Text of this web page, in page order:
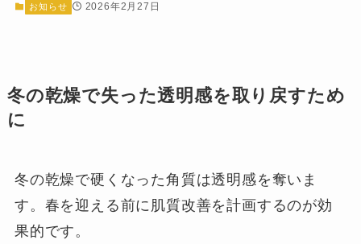
お知らせ 2026年2月27日
冬の乾燥で失った透明感を取り戻すため
に
冬の乾燥で硬くなった角質は透明感を奪いま
す。春を迎える前に肌質改善を計画するのが効
果的です。